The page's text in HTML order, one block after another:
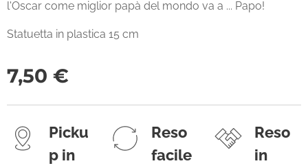
l'Oscar come miglior papà del mondo va a ... Papo!
Statuetta in plastica 15 cm
7,50 €
Picku
p in
Reso
facile
Reso
in